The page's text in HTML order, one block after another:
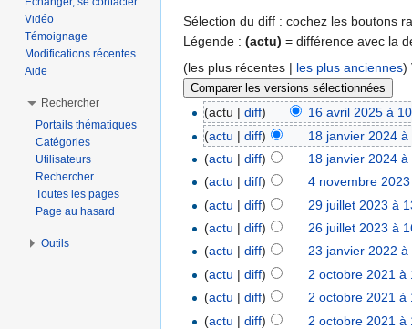
Sélection du diff : cochez les boutons
Légende : (actu) = différence avec la
(les plus récentes | les plus anciennes)
(actu |diff) 16 avril 2025 à
(actu |diff) 18 janvier 2024 à
(actu |diff) 18 janvier 2024 à
(actu |diff) 4 novembre
(actu |diff) 29 juillet 2023 à
(actu |diff) 26 juillet 2023 à
(actu |diff) 23 janvier 2022 à
(actu |diff) 2 octobre 2021 à
(actu |diff) 2 octobre 2021 à
(actu |diff) 2 octobre 2021 à
Vidéo
Témoignage
Modifications récentes
Aide
Rechercher
Portails thématiques
Catégories
Utilisateurs
Rechercher
Toutes les pages
Page au hasard
Outils